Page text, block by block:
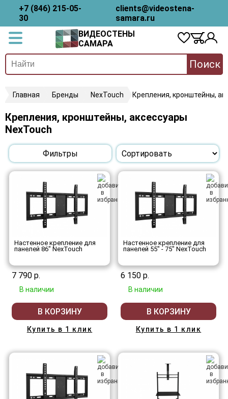
+7 (846) 215-05-
30
clients@videostena-
samara.ru
ВИДЕОСТЕНЫ
САМАРА
Поиск
Главная Бренды NexTouch Крепления, кронштейны,
Крепления, кронштейны, аксессуары
NexTouch
Фильтры
Настенное крепление для
панелей 86" NexTouch
7 790 р.
В наличии
В КОРЗИНУ
Купить в 1 клик
Настенное крепление для
панелей 55" - 75" NexTouch
6 150 р.
В наличии
В КОРЗИНУ
Купить в 1 клик